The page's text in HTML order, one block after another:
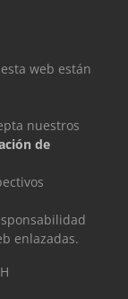
web están
nuestros
de
enlazadas.